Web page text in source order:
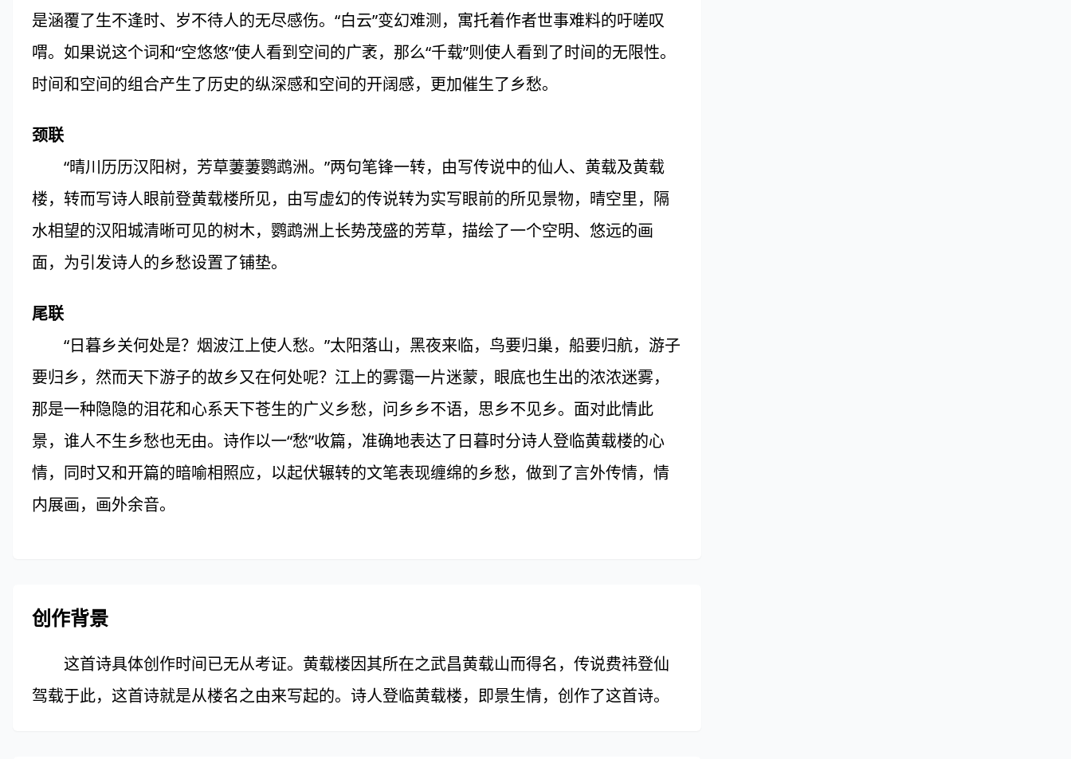
是涵覆了生不逢时、岁不待人的无尽感伤。“白云”变幻难测，寓托着作者世事难料的吁嗟叹
喟。如果说这个词和“空悠悠”使人看到空间的广袤，那么“千载”则使人看到了时间的无限性。
时间和空间的组合产生了历史的纵深感和空间的开阔感，更加催生了乡愁。
颈联
“晴川历历汉阳树，芳草萋萋鹦鹉洲。”两句笔锋一转，由写传说中的仙人、黄载及黄载
楼，转而写诗人眼前登黄载楼所见，由写虚幻的传说转为实写眼前的所见景物，晴空里，隔
水相望的汉阳城清晰可见的树木，鹦鹉洲上长势茂盛的芳草，描绘了一个空明、悠远的画
面，为引发诗人的乡愁设置了铺垫。
尾联
“日暮乡关何处是？烟波江上使人愁。”太阳落山，黑夜来临，鸟要归巢，船要归航，游子
要归乡，然而天下游子的故乡又在何处呢？江上的雾霭一片迷蒙，眼底也生出的浓浓迷雾，
那是一种隐隐的泪花和心系天下苍生的广义乡愁，问乡乡不语，思乡不见乡。面对此情此
景，谁人不生乡愁也无由。诗作以一“愁”收篇，准确地表达了日暮时分诗人登临黄载楼的心
情，同时又和开篇的暗喻相照应，以起伏辗转的文笔表现缠绵的乡愁，做到了言外传情，情
内展画，画外余音。
创作背景
这首诗具体创作时间已无从考证。黄载楼因其所在之武昌黄载山而得名，传说费祎登仙
驾载于此，这首诗就是从楼名之由来写起的。诗人登临黄载楼，即景生情，创作了这首诗。